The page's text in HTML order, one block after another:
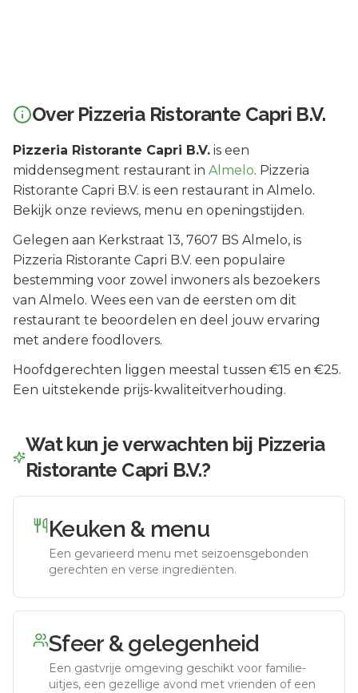
Over Pizzeria Ristorante Capri B.V.
Pizzeria Ristorante Capri B.V. is een
middensegment restaurant in Almelo. Pizzeria
Ristorante Capri B.V. is een restaurant in Almelo.
Bekijk onze reviews, menu en openingstijden.
Gelegen aan Kerkstraat 13, 7607 BS Almelo, is
Pizzeria Ristorante Capri B.V. een populaire
bestemming voor zowel inwoners als bezoekers
van Almelo. Wees een van de eersten om dit
restaurant te beoordelen en deel jouw ervaring
met andere foodlovers.
Hoofdgerechten liggen meestal tussen €15 en €25.
Een uitstekende prijs-kwaliteitverhouding.
Wat kun je verwachten bij Pizzeria
Ristorante Capri B.V.?
Keuken & menu
Een gevarieerd menu met seizoensgebonden
gerechten en verse ingrediënten.
Sfeer & gelegenheid
Een gastvrije omgeving geschikt voor familie-
uitjes, een gezellige avond met vrienden of een